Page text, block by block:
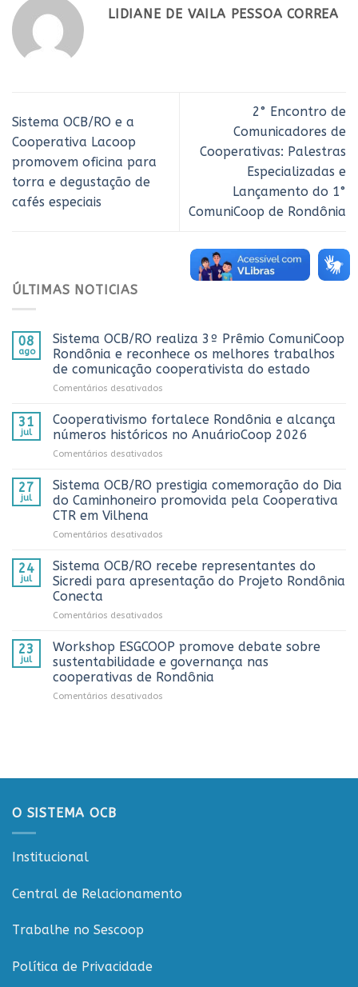
LIDIANE DE VAILA PESSOA CORREA
Sistema OCB/RO e a
Cooperativa Lacoop
promovem oficina para
torra e degustação de
cafés especiais
2° Encontro de
Comunicadores de
Cooperativas: Palestras
Especializadas e
Lançamento do 1°
ComuniCoop de Rondônia
ÚLTIMAS NOTICIAS
08
ago
Sistema OCB/RO realiza 3º Prêmio ComuniCoop
Rondônia e reconhece os melhores trabalhos
de comunicação cooperativista do estado
Comentários desativados
OCB/RO
3º
Rondônia
e
reconhece
de
comunicação
cooperativista
31
jul
Cooperativismo fortalece Rondônia e alcança
números históricos no AnuárioCoop 2026
Comentários desativados
fortalece
Rondônia
e
no
AnuárioCoop
27
jul
Sistema OCB/RO prestigia comemoração do Dia
do Caminhoneiro promovida pela Cooperativa
CTR em Vilhena
Comentários desativados
OCB/RO
prestigia
comemoração
Caminhoneiro
promovida
pela
Cooperativa
24
jul
Sistema OCB/RO recebe representantes do
Sicredi para apresentação do Projeto Rondônia
Conecta
Comentários desativados
OCB/RO
recebe
representantes
do
Conecta
23
jul
Workshop ESGCOOP promove debate sobre
sustentabilidade e governança nas
cooperativas de Rondônia
Comentários desativados
sustentabilidade
O SISTEMA OCB
Institucional
Central de Relacionamento
Trabalhe no Sescoop
Política de Privacidade